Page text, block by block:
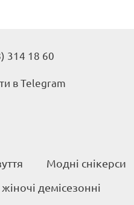
314 18 60
в Telegram
Модні снікерси
демісезонні